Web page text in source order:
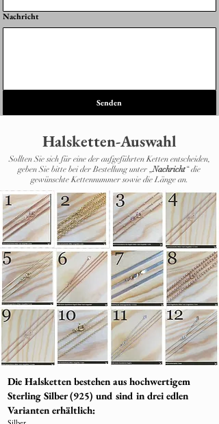
Nachricht
Senden
Halsketten-Auswahl
Sollten Sie sich für eine der aufgeführten Ketten entscheiden,
geben Sie bitte bei der Bestellung unter „Nachricht“ die
gewünschte Kettennummer sowie die Länge an.
Die Halsketten bestehen aus hochwertigem
Sterling Silber (925) und sind in drei edlen
Varianten erhältlich: